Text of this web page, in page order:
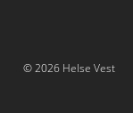
© 2026 Helse Vest